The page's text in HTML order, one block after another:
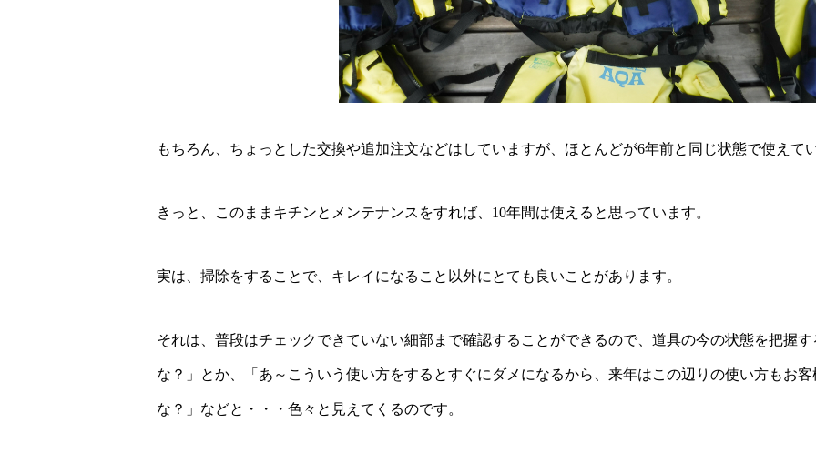
もちろん、ちょっとした交換や追加注文などはしていますが、ほとんどが6年前と同じ状態で使えて
きっと、このままキチンとメンテナンスをすれば、10年間は使えると思っています。
実は、掃除をすることで、キレイになること以外にとても良いことがあります。
それは、普段はチェックできていない細部まで確認することができるので、道具の今の状態を把握
な？」とか、「あ～こういう使い方をするとすぐにダメになるから、来年はこの辺りの使い方もお
な？」などと・・・色々と見えてくるのです。